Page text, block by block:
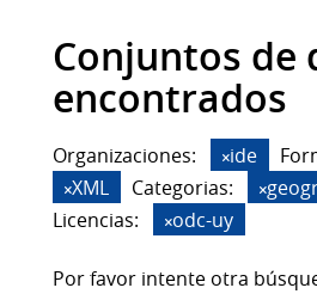
Conjuntos de
encontrados
Organizaciones: ide
XML
Categorias:
Licencias:
odc-uy
Por favor intente otra